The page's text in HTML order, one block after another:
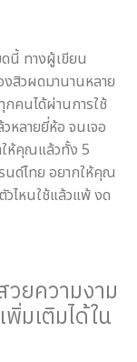
นี้ ทางผู้เขียน
สิวผดมานานหลาย
กคนได้ผ่านการใช้
หลายยี่ห้อ จนเจอ
ห้คุณแล้วทั้ง 5
นด์ไทย อยากให้คุณ
ไหนใช้แล้วแพ้ งด
วยความงาม
มเติมได้ใน